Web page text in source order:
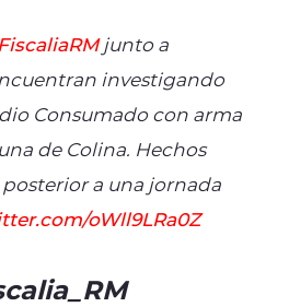
⁩ junto a
investigando
Consumado con arma
de Colina. Hechos
a una jornada
oWll9LRa0Z